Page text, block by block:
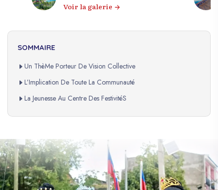
Voir la galerie
SOMMAIRE
Un ThèMe Porteur De Vision Collective
L’Implication De Toute La Communauté
La Jeunesse Au Centre Des FestivitéS